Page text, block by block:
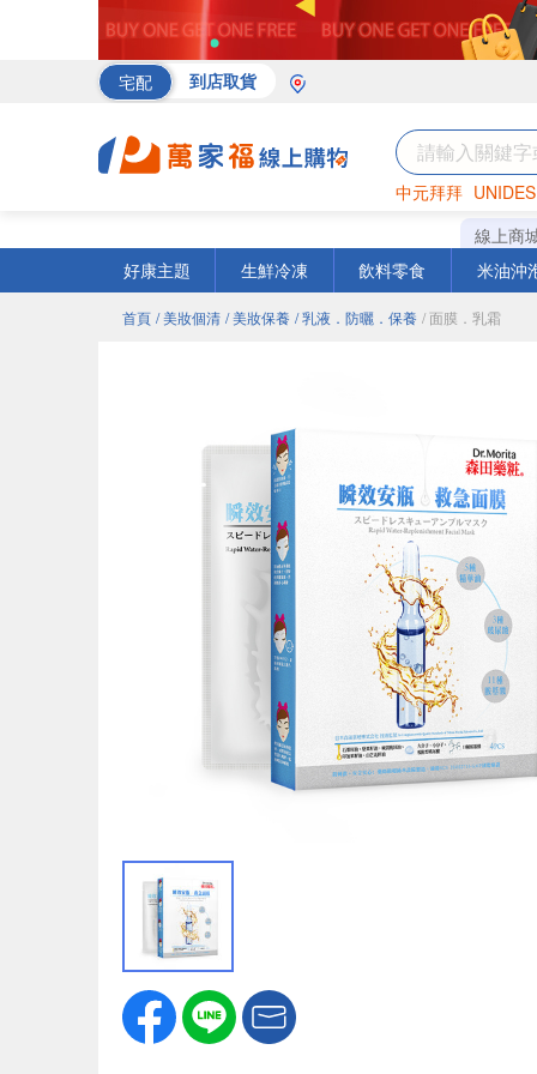
宅配 到店取貨
中元拜拜
巧克力 罐頭
線上商
好康主題
生鮮冷凍 飲料零食 米油沖
首頁 / 美妝個清 / 美妝保養 / 乳液．防曬．保養 / 面膜．乳霜